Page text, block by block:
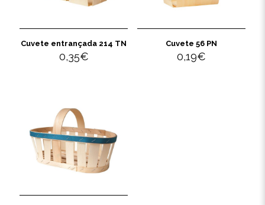
Cuvete entrançada 214 TN
0,35€
Cuvete 56 PN
0,19€